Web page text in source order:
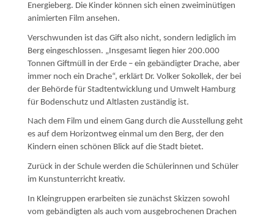
Energieberg. Die Kinder können sich einen zweiminütigen
animierten Film ansehen.
Verschwunden ist das Gift also nicht, sondern lediglich im
Berg eingeschlossen. „Insgesamt liegen hier 200.000
Tonnen Giftmüll in der Erde – ein gebändigter Drache, aber
immer noch ein Drache“, erklärt Dr. Volker Sokollek, der bei
der Behörde für Stadtentwicklung und Umwelt Hamburg
für Bodenschutz und Altlasten zuständig ist.
Nach dem Film und einem Gang durch die Ausstellung geht
es auf dem Horizontweg einmal um den Berg, der den
Kindern einen schönen Blick auf die Stadt bietet.
Zurück in der Schule werden die Schülerinnen und Schüler
im Kunstunterricht kreativ.
In Kleingruppen erarbeiten sie zunächst Skizzen sowohl
vom gebändigten als auch vom ausgebrochenen Drachen